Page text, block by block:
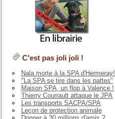
C'est pas joli joli !
Nala morte à la SPA d'Hermeray!
"La SPA se tire dans les pattes"
Maison SPA, un flop à Valence !
Thierry Courrault attaque le JPA
Les transports SACPA/SPA
Leçon de protection animale